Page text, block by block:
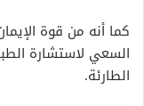
كما أنه من قوة
السعي لاستشارة
الطارئة.